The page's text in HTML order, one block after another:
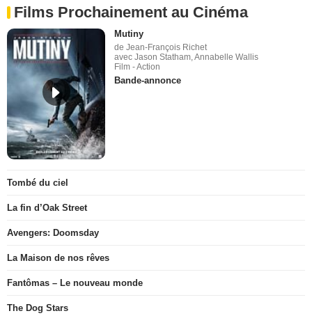
Films Prochainement au Cinéma
Mutiny
de Jean-François Richet
avec Jason Statham, Annabelle Wallis
Film - Action
Bande-annonce
Tombé du ciel
La fin d’Oak Street
Avengers: Doomsday
La Maison de nos rêves
Fantômas – Le nouveau monde
The Dog Stars